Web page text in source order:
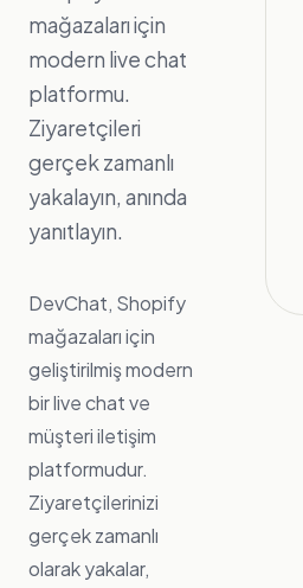
mağazaları için
modern live chat
platformu.
Ziyaretçileri
gerçek zamanlı
yakalayın, anında
yanıtlayın.
DevChat, Shopify
mağazaları için
geliştirilmiş modern
bir live chat ve
müşteri iletişim
platformudur.
Ziyaretçilerinizi
gerçek zamanlı
olarak yakalar,